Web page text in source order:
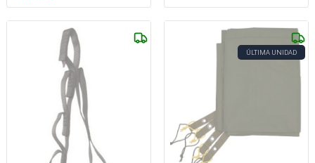
ÚLTIMA UNIDAD